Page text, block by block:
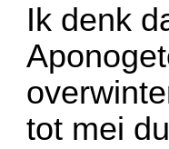
Ik denk
tot mei